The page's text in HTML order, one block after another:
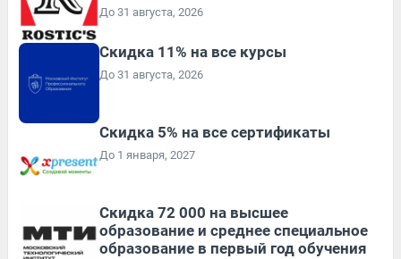
До 31 августа, 2026
Скидка 11% на все курсы
До 31 августа, 2026
Скидка 5% на все сертификаты
До 1 января, 2027
Скидка 72 000 на высшее
образование и среднее специальное
образование в первый год обучения